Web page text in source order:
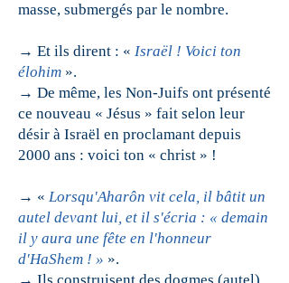
masse, submergés par le nombre.
→ Et ils dirent : « Israël ! Voici ton
élohim ».
→ De même, les Non-Juifs ont présenté
ce nouveau « Jésus » fait selon leur
désir à Israël en proclamant depuis
2000 ans : voici ton « christ » !
→ « Lorsqu'Aharôn vit cela, il bâtit un
autel devant lui, et il s'écria : « demain
il y aura une fête en l'honneur
d'HaShem ! » ».